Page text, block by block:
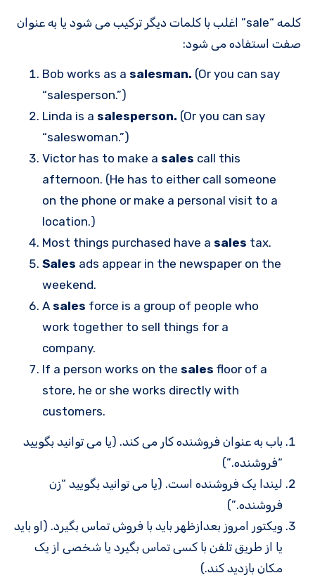
کلمه “sale” اغلب با کلمات دیگر ترکیب می شود یا به عنوان
صفت استفاده می شود:
Bob works as a salesman. (Or you can say
“salesperson.”)
Linda is a salesperson. (Or you can say
“saleswoman.”)
Victor has to make a sales call this
afternoon. (He has to either call someone
on the phone or make a personal visit to a
location.)
Most things purchased have a sales tax.
Sales ads appear in the newspaper on the
weekend.
A sales force is a group of people who
work together to sell things for a
company.
If a person works on the sales floor of a
store, he or she works directly with
customers.
باب به عنوان فروشنده کار می کند. (یا می توانید بگویید
“فروشنده.”)
لیندا یک فروشنده است. (یا می توانید بگویید “زن
فروشنده.”)
ویکتور امروز بعدازظهر باید با فروش تماس بگیرد. (او باید
یا از طریق تلفن با کسی تماس بگیرد یا شخصی از یک
مکان بازدید کند.)